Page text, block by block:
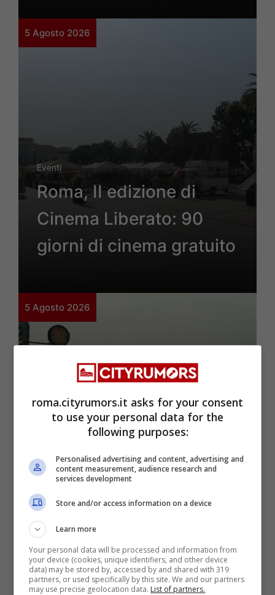
5 Agosto 2026
Eventi
Roma, II edizione di
Cinema Liberato: 90
giorni di cinema gratuito
5 Agosto 2026
Cultura e Spettacolo Roma
Monte Compatri, Festa
del Borgo:
appuntamento 7-9
agosto a Belvedere
5 Agosto 2026
roma.cityrumors.it asks for your consent
to use your personal data for the
following purposes:
Personalised advertising and content, advertising and
content measurement, audience research and
services development
Store and/or access information on a device
Learn more
Your personal data will be processed and information from
your device (cookies, unique identifiers, and other device
data) may be stored by, accessed by and shared with 319
partners, or used specifically by this site. We and our partners
may use precise geolocation data. List of partners.